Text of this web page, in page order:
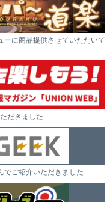
に商品提供させていただいて
だきました
でご紹介いただきました